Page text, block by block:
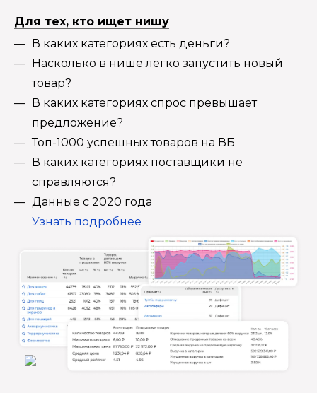
Для тех, кто ищет нишу
В каких категориях есть деньги?
Насколько в нише легко запустить новый
товар?
В каких категориях спрос превышает
предложение?
Топ-1000 успешных товаров на ВБ
В каких категориях поставщики не
справляются?
Данные с 2020 года
Узнать подробнее